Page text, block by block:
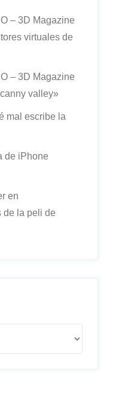
– 3D Magazine
virtuales de
– 3D Magazine
valley»
mal escribe la
de iPhone
en
de la peli de